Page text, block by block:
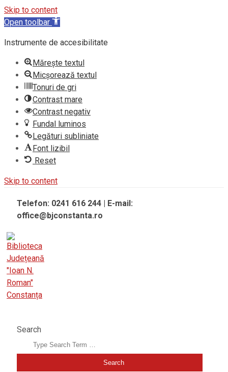
Skip to content
Open toolbar
Instrumente de accesibilitate
Mărește textul
Micșorează textul
Tonuri de gri
Contrast mare
Contrast negativ
Fundal luminos
Legături subliniate
Font lizibil
Reset
Skip to content
Telefon: 0241 616 244 | E-mail:
office@bjconstanta.ro
Search